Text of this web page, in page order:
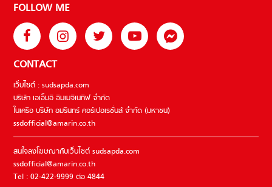
FOLLOW ME
CONTACT
เว็บไซต์ : sudsapda.com
บริษัท เอเอ็มอี อิมเมจิเนทีฟ จำกัด
ในเครือ บริษัท อมรินทร์ คอร์เปอเรชั่นส์ จำกัด (มหาชน)
ssdofficial@amarin.co.th
สนใจลงโฆษณากับเว็บไซต์ sudsapda.com
ssdofficial@amarin.co.th
Tel : 02-422-9999 ต่อ 4844